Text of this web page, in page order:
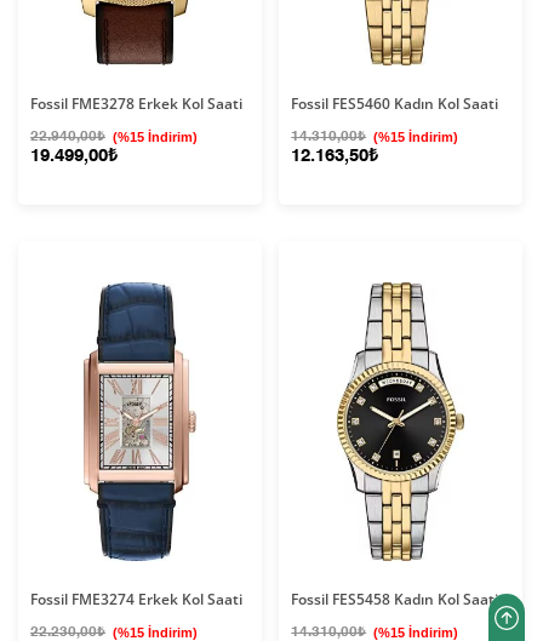
Fossil FME3278 Erkek Kol Saati
22.940,00₺ (%15 İndirim)
19.499,00₺
Fossil FES5460 Kadın Kol Saati
14.310,00₺ (%15 İndirim)
12.163,50₺
Fossil FME3274 Erkek Kol Saati
22.230,00₺ (%15 İndirim)
Fossil FES5458 Kadın Kol Saati
14.310,00₺ (%15 İndirim)